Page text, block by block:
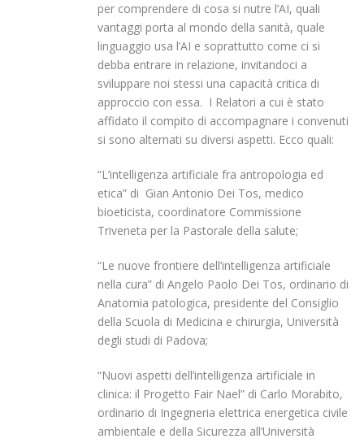
per comprendere di cosa si nutre l’AI, quali
vantaggi porta al mondo della sanità, quale
linguaggio usa l’AI e soprattutto come ci si
debba entrare in relazione, invitandoci a
sviluppare noi stessi una capacità critica di
approccio con essa. I Relatori a cui è stato
affidato il compito di accompagnare i convenuti
si sono alternati su diversi aspetti. Ecco quali:
“L’intelligenza artificiale fra antropologia ed
etica” di Gian Antonio Dei Tos, medico
bioeticista, coordinatore Commissione
Triveneta per la Pastorale della salute;
“Le nuove frontiere dell’intelligenza artificiale
nella cura” di Angelo Paolo Dei Tos, ordinario di
Anatomia patologica, presidente del Consiglio
della Scuola di Medicina e chirurgia, Università
degli studi di Padova;
“Nuovi aspetti dell’intelligenza artificiale in
clinica: il Progetto Fair Nael” di Carlo Morabito,
ordinario di Ingegneria elettrica energetica civile
ambientale e della Sicurezza all’Università